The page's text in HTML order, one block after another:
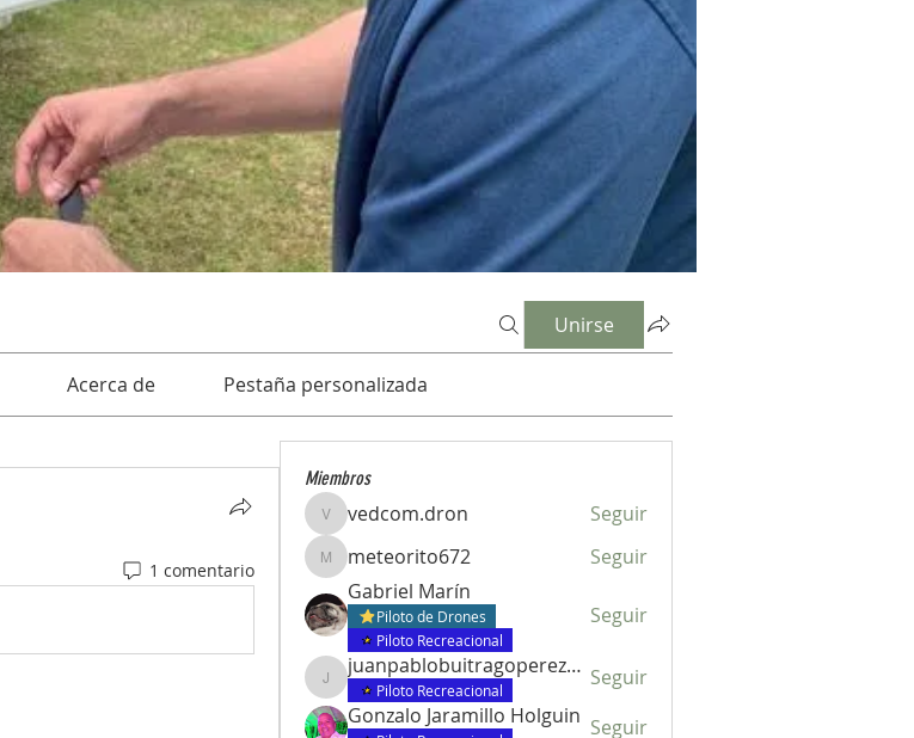
Unirse
Acerca de Pestaña personalizada
1 comentario
Miembros
vedcom.dron
vedcom.dron Seguir
meteorito672
meteorito672
Seguir
Gabriel Marín
Piloto de Drones
Piloto Recreacional
Seguir
juanpablobuitragoperez672
juanpablobuitragoperez672
Piloto Recreacional
Seguir
Gonzalo Jaramillo Holguin Seguir